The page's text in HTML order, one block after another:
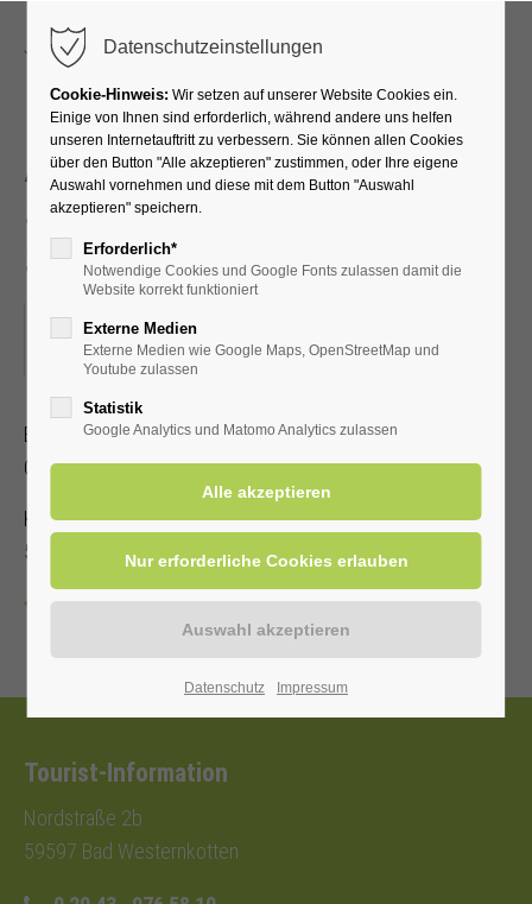
Akupressur –
Selbstbehandlung bei
Schmerzen
12.11.2024, 16:00–17:00
ORT: KURHALLE
Erlernen Sie die Selbstakupressur zur Linderung von Kopf-,
Gelenk- und Muskelschmerzen.
Kostenbeitrag mit gültiger Kur-/Einwohnerkarte 2,00 €, ohne
5,00 €.
Zurück
Tourist-Information
Nordstraße 2b
59597 Bad Westernkotten
Datenschutzeinstellungen
Cookie-Hinweis: Wir setzen auf unserer Website Cookies ein.
Einige von Ihnen sind erforderlich, während andere uns helfen
unseren Internetauftritt zu verbessern. Sie können allen Cookies
über den Button "Alle akzeptieren" zustimmen, oder Ihre eigene
Auswahl vornehmen und diese mit dem Button "Auswahl
akzeptieren" speichern.
Erforderlich*
Notwendige Cookies und Google Fonts zulassen damit die
Website korrekt funktioniert
Externe Medien
Externe Medien wie Google Maps, OpenStreetMap und
Youtube zulassen
Statistik
Google Analytics und Matomo Analytics zulassen
Datenschutz Impressum